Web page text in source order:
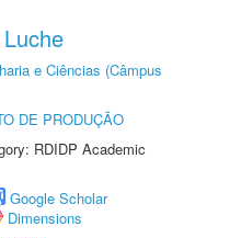
e Ciências (Câmpus
DE PRODUÇÃO
RDIDP Academic
Google Scholar
Dimensions